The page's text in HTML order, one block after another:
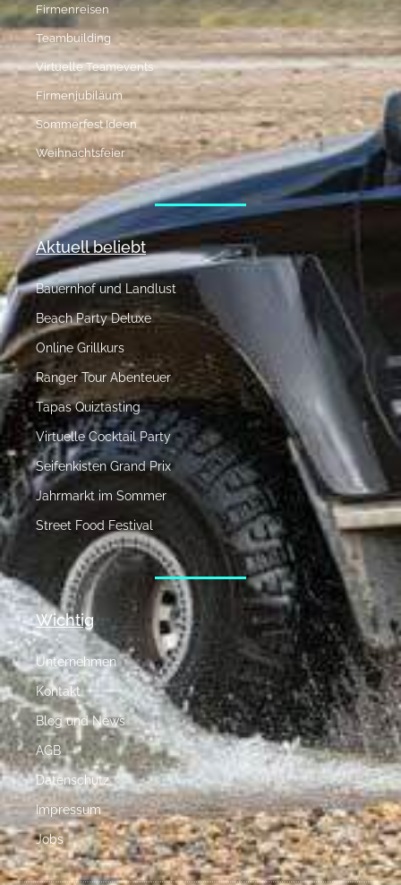
Firmenreisen
Teambuilding
Virtuelle Teamevents
Firmenjubiläum
Sommerfest Ideen
Weihnachtsfeier
Aktuell beliebt
Bauernhof und Landlust
Beach Party Deluxe
Online Grillkurs
Ranger Tour Abenteuer
Tapas Quiztasting
Virtuelle Cocktail Party
Seifenkisten Grand Prix
Jahrmarkt im Sommer
Street Food Festival
Wichtig
Unternehmen
Kontakt
Blog und News
AGB
Datenschutz
Impressum
Jobs